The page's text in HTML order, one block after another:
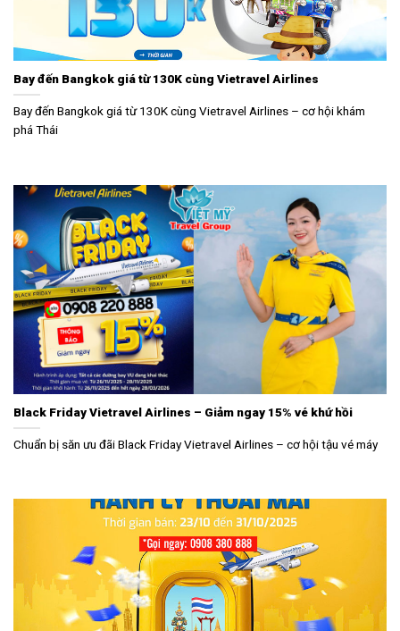
Bay đến Bangkok giá từ 130K cùng Vietravel Airlines
Bay đến Bangkok giá từ 130K cùng Vietravel Airlines – cơ hội khám
phá Thái
Black Friday Vietravel Airlines – Giảm ngay 15% vé khứ hồi
Chuẩn bị săn ưu đãi Black Friday Vietravel Airlines – cơ hội tậu vé máy